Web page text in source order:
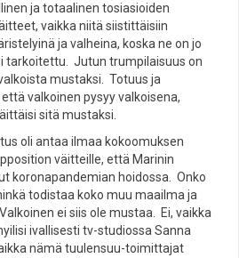
ja totaalinen tosiasioiden
vaikka niitä siistittäisiin
ja valheina, koska ne on jo
tarkoitettu. Jutun trumpilaisuus on
mustaksi. Totuus ja
valkoinen pysyy valkoisena,
sitä mustaksi.
oli antaa ilmaa kokoomuksen
väitteille, että Marinin
koronapandemian hoidossa. Onko
todistaa koko muu maailma ja
ei siis ole mustaa. Ei, vaikka
ivallisesti tv-studiossa Sanna
nämä tuulensuu-toimittajat